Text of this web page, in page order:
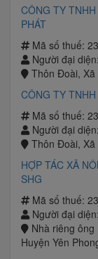
CÔNG TY
PHÁT
Mã số thuế:
Người đại
Thôn Đoài, Xã
CÔNG TY
Mã số thuế:
Người đại
Thôn Đoài, Xã
HỢP TÁC XÃ
SHG
Mã số thuế:
Người đại
Nhà riêng
Huyện Yên